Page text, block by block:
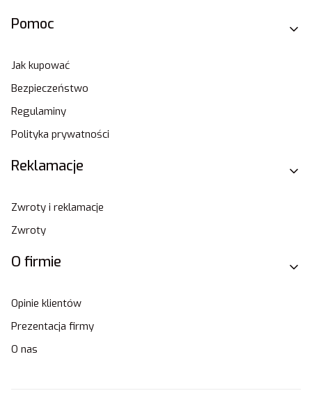
Pomoc
Jak kupować
Bezpieczeństwo
Regulaminy
Polityka prywatności
Reklamacje
Zwroty i reklamacje
Zwroty
O firmie
Opinie klientów
Prezentacja firmy
O nas